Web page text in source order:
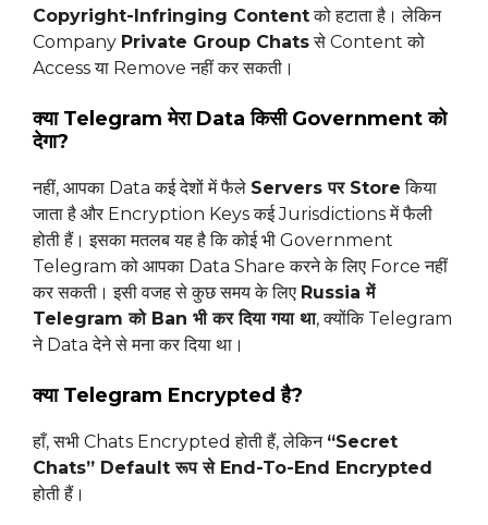
Copyright-Infringing Contentको हटाता है। लेकिन
Company Private Group Chatsसे Content को
Access या Remove नहीं कर सकती।
क्या Telegram मेरा Data किसी Government को
देगा?
नहीं, आपका Data कई देशों में फैले Servers पर Store किया
जाता है और Encryption Keys कई Jurisdictions में फैली
होती हैं। इसका मतलब यह है कि कोई भी Government
Telegram को आपका Data Share करने के लिए Force नहीं
कर सकती। इसी वजह से कुछ समय के लिए Russia में
Telegram को Ban भी कर दिया गया था, क्योंकि Telegram
ने Data देने से मना कर दिया था।
क्या Telegram Encrypted है?
हाँ, सभी Chats Encrypted होती हैं, लेकिन “Secret
Chats” Default रूप से End-To-End Encrypted
होती हैं।